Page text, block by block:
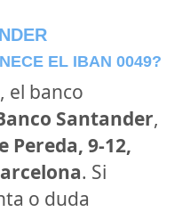
EL IBAN 0049?
, el banco
Santander,
Pereda, 9-12,
. Si
o duda